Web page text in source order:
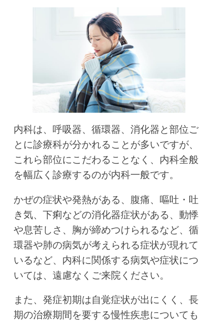
内科は、呼吸器、循環器、消化器と部位ご
とに診療科が分かれることが多いですが、
これら部位にこだわることなく、内科全般
を幅広く診療するのが内科一般です。
かぜの症状や発熱がある、腹痛、嘔吐・吐
き気、下痢などの消化器症状がある、動悸
や息苦しさ、胸が締めつけられるなど、循
環器や肺の病気が考えられる症状が現れて
いるなど、内科に関係する病気や症状につ
いては、遠慮なくご来院ください。
また、発症初期は自覚症状が出にくく、長
期の治療期間を要する慢性疾患についても